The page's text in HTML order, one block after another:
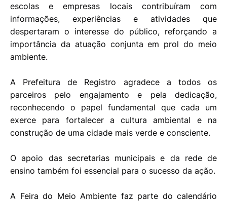
escolas e empresas locais contribuíram com
informações, experiências e atividades que
despertaram o interesse do público, reforçando a
importância da atuação conjunta em prol do meio
ambiente.
A Prefeitura de Registro agradece a todos os
parceiros pelo engajamento e pela dedicação,
reconhecendo o papel fundamental que cada um
exerce para fortalecer a cultura ambiental e na
construção de uma cidade mais verde e consciente.
O apoio das secretarias municipais e da rede de
ensino também foi essencial para o sucesso da ação.
A Feira do Meio Ambiente faz parte do calendário